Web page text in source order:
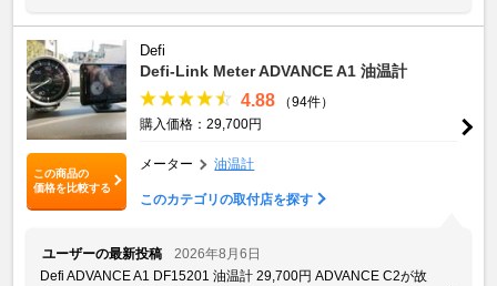
この商品の
価格を比較する
Defi
Defi-Link Meter ADVANCE A1 油温計
4.88
（94件）
購入価格：29,700円
メーター 油温計
このカテゴリの取付店を探す
ユーザーの最新投稿
2026年8月6日
Defi ADVANCE A1 DF15201 油温計 29,700円 ADVANCE C2が故